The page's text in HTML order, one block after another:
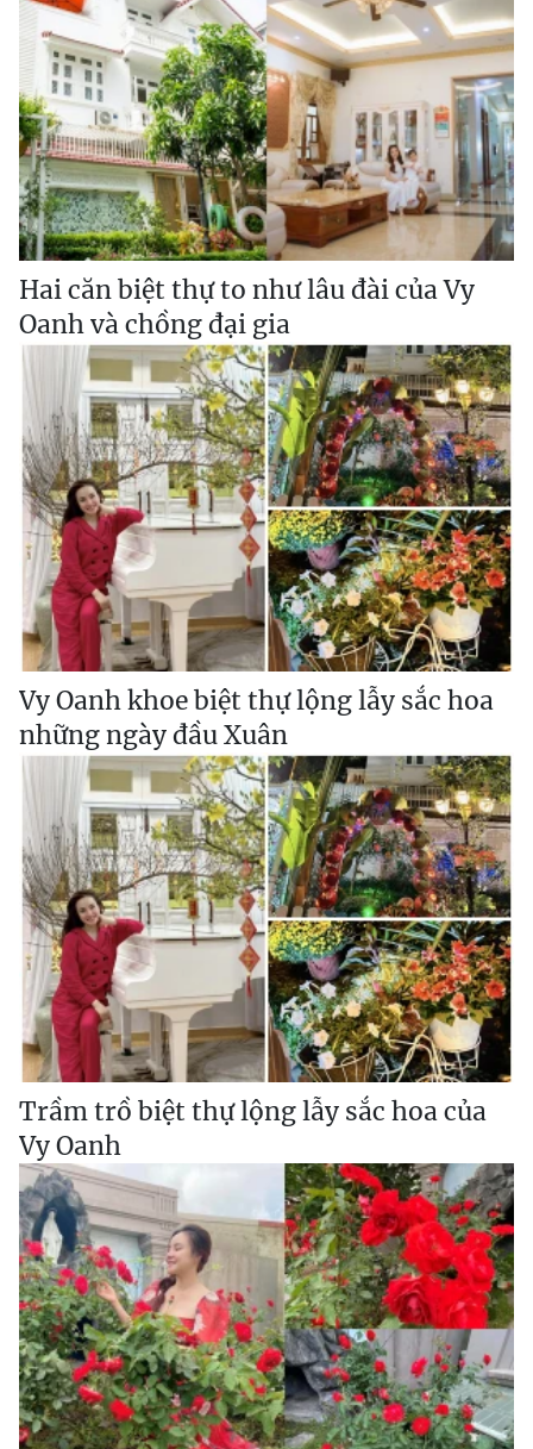
Hai căn biệt thự to như lâu đài của Vy
Oanh và chồng đại gia
Vy Oanh khoe biệt thự lộng lẫy sắc hoa
những ngày đầu Xuân
Trầm trồ biệt thự lộng lẫy sắc hoa của
Vy Oanh